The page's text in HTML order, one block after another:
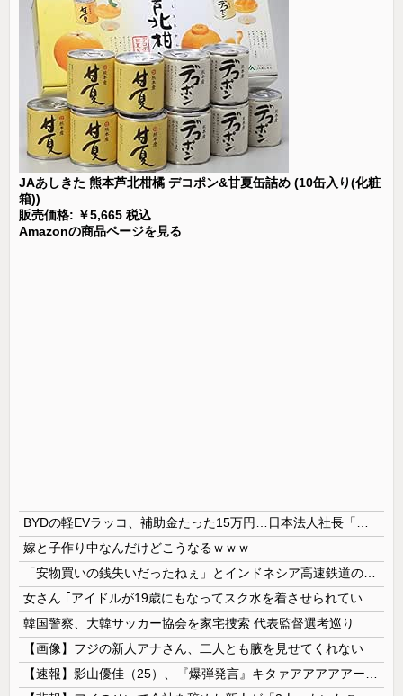
JAあしきた 熊本芦北柑橘 デコポン&甘夏缶詰め (10缶入り(化粧
箱))
販売価格: ￥5,665 税込
Amazonの商品ページを見る
嫁と子作り中なんだけどこうなるｗｗｗ
韓国警察、大韓サッカー協会を家宅捜索 代表監督選考巡り
【画像】フジの新人アナさん、二人とも腋を見せてくれない